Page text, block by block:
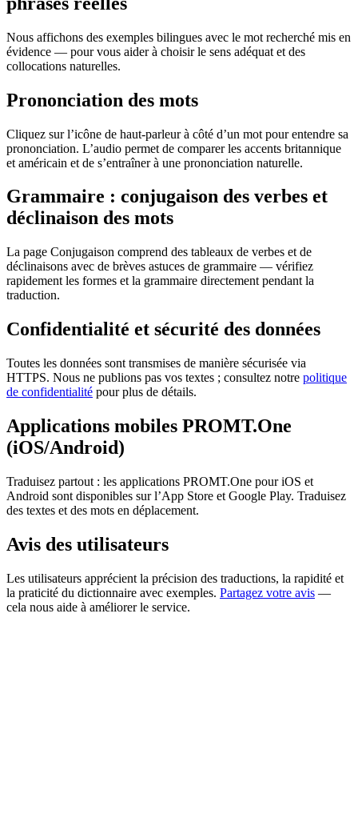
Nous affichons des exemples bilingues avec le mot recherché mis en
évidence — pour vous aider à choisir le sens adéquat et des
collocations naturelles.
Prononciation des mots
Cliquez sur l’icône de haut-parleur à côté d’un mot pour entendre sa
prononciation. L’audio permet de comparer les accents britannique
et américain et de s’entraîner à une prononciation naturelle.
Grammaire : conjugaison des verbes et
déclinaison des mots
La page Conjugaison comprend des tableaux de verbes et de
déclinaisons avec de brèves astuces de grammaire — vérifiez
rapidement les formes et la grammaire directement pendant la
traduction.
Confidentialité et sécurité des données
Toutes les données sont transmises de manière sécurisée via
HTTPS. Nous ne publions pas vos textes ; consultez notre politique
de confidentialité pour plus de détails.
Applications mobiles PROMT.One
(iOS/Android)
Traduisez partout : les applications PROMT.One pour iOS et
Android sont disponibles sur l’App Store et Google Play. Traduisez
des textes et des mots en déplacement.
Avis des utilisateurs
Les utilisateurs apprécient la précision des traductions, la rapidité et
la praticité du dictionnaire avec exemples. Partagez votre avis —
cela nous aide à améliorer le service.